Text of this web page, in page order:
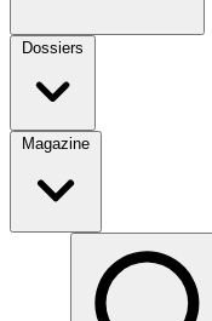
Dossiers
Magazine